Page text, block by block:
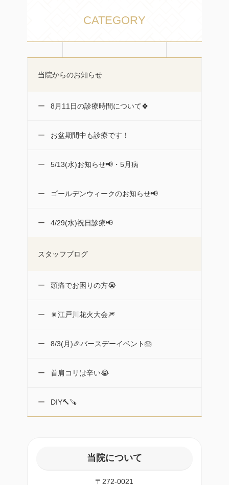
CATEGORY
当院からのお知らせ
8月11日の診療時間について🍀
お盆期間中も診療です！
5/13(水)お知らせ📢・5月病
ゴールデンウィークのお知らせ📢
4/29(水)祝日診療📢
スタッフブログ
頭痛でお困りの方😭
🎇江戸川花火大会🎆
8/3(月)🎉バースデーイベント🎂
首肩コリは辛い😭
DIY🔨🪚
当院について
〒272-0021